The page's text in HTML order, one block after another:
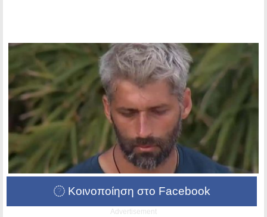
Κοινοποίηση στο Facebook
Advertisement